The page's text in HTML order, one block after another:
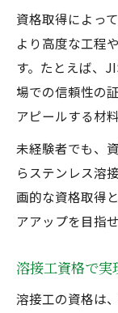
JIS溶
ント
半自動
場の可
資格取得の
ステン
溶接技
道筋
溶接国
溶接技
アーク
資格取得によっ
より高度な工程
す。たとえば、
場での信頼性の
アピールする材
未経験者でも、
らステンレス溶
画的な資格取得
アアップを目指
溶接工資格で実
溶接工の資格は